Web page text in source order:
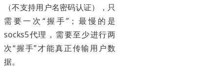
（不支持用户名密码认证），只
需要一次“握手”；最慢的是
socks5代理，需要至少进行两
次“握手”才能真正传输用户数
据。